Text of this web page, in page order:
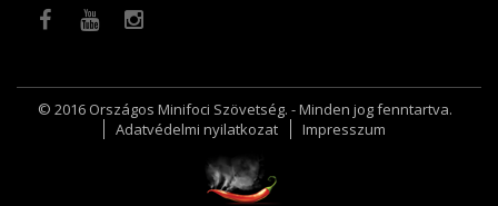
© 2016 Országos Minifoci Szövetség. - Minden jog fenntartva.
Adatvédelmi nyilatkozat
Impresszum